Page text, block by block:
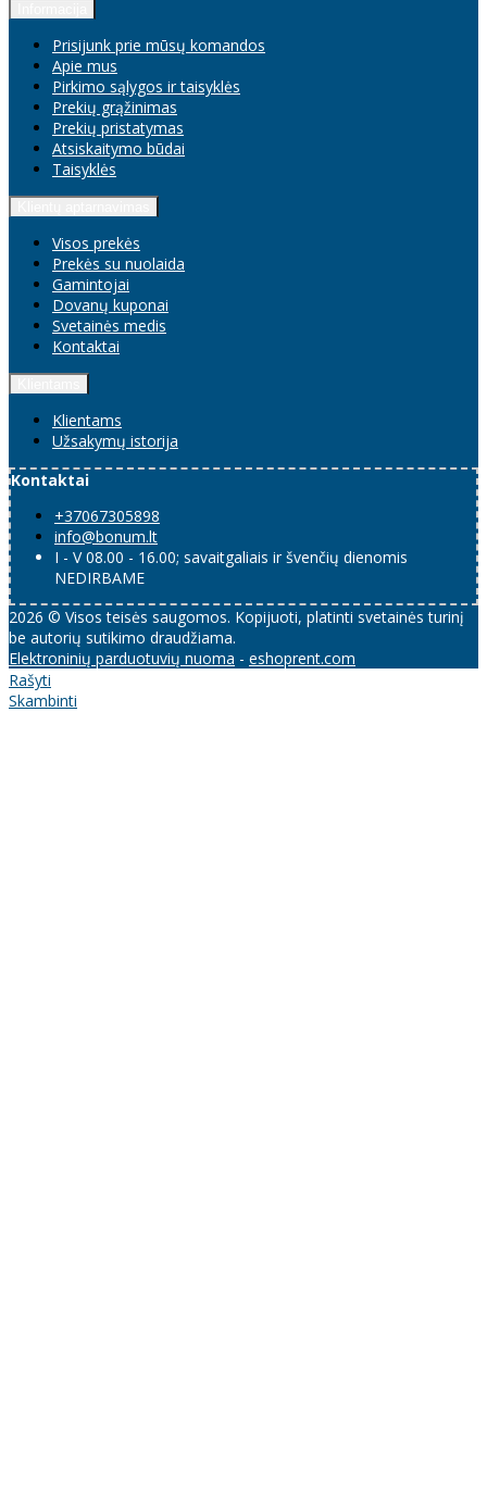
Prisijunk prie mūsų komandos
Apie mus
Pirkimo sąlygos ir taisyklės
Prekių grąžinimas
Prekių pristatymas
Atsiskaitymo būdai
Taisyklės
Visos prekės
Prekės su nuolaida
Gamintojai
Dovanų kuponai
Svetainės medis
Kontaktai
Klientams
Užsakymų istorija
Kontaktai
+37067305898
info@bonum.lt
I - V 08.00 - 16.00; savaitgaliais ir švenčių dienomis
NEDIRBAME
2026 © Visos teisės saugomos. Kopijuoti, platinti svetainės turinį
be autorių sutikimo draudžiama.
Elektroninių parduotuvių nuoma - eshoprent.com
Rašyti
Skambinti